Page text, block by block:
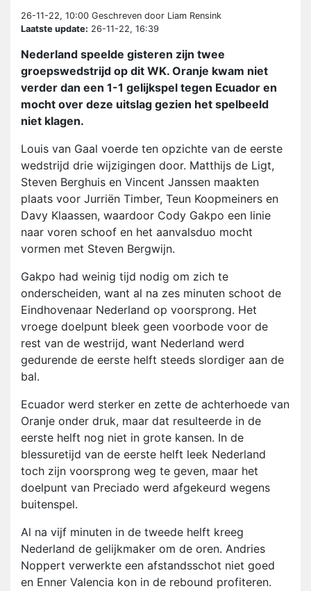
26-11-22, 10:00 Geschreven door Liam Rensink
Laatste update: 26-11-22, 16:39
Nederland speelde gisteren zijn twee
groepswedstrijd op dit WK. Oranje kwam niet
verder dan een 1-1 gelijkspel tegen Ecuador en
mocht over deze uitslag gezien het spelbeeld
niet klagen.
Louis van Gaal voerde ten opzichte van de eerste
wedstrijd drie wijzigingen door. Matthijs de Ligt,
Steven Berghuis en Vincent Janssen maakten
plaats voor Jurriën Timber, Teun Koopmeiners en
Davy Klaassen, waardoor Cody Gakpo een linie
naar voren schoof en het aanvalsduo mocht
vormen met Steven Bergwijn.
Gakpo had weinig tijd nodig om zich te
onderscheiden, want al na zes minuten schoot de
Eindhovenaar Nederland op voorsprong. Het
vroege doelpunt bleek geen voorbode voor de
rest van de westrijd, want Nederland werd
gedurende de eerste helft steeds slordiger aan de
bal.
Ecuador werd sterker en zette de achterhoede van
Oranje onder druk, maar dat resulteerde in de
eerste helft nog niet in grote kansen. In de
blessuretijd van de eerste helft leek Nederland
toch zijn voorsprong weg te geven, maar het
doelpunt van Preciado werd afgekeurd wegens
buitenspel.
Al na vijf minuten in de tweede helft kreeg
Nederland de gelijkmaker om de oren. Andries
Noppert verwerkte een afstandsschot niet goed
en Enner Valencia kon in de rebound profiteren.